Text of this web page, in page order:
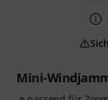
Mini-